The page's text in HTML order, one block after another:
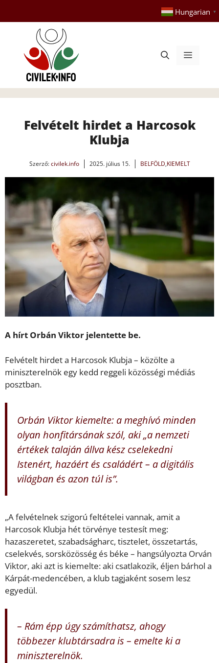
tartalomba
Hungarian ▼
Menü
Felvételt hirdet a Harcosok
Klubja
Szerző:civilek.info 2025. július 15. BELFÖLD,KIEMELT
A hírt Orbán Viktor jelentette be.
Felvételt hirdet a Harcosok Klubja – közölte a
miniszterelnök egy kedd reggeli közösségi médiás
posztban.
Orbán Viktor kiemelte: a meghívó minden
olyan honfitársának szól, aki „a nemzeti
értékek talaján állva kész cselekedni
Istenért, hazáért és családért – a digitális
világban és azon túl is”.
„A felvételnek szigorú feltételei vannak, amit a
Harcosok Klubja hét törvénye testesít meg:
hazaszeretet, szabadságharc, tisztelet, összetartás,
cselekvés, sorsközösség és béke – hangsúlyozta Orván
Viktor, aki azt is kiemelte: aki csatlakozik, éljen bárhol a
Kárpát-medencében, a klub tagjaként sosem lesz
egyedül.
– Rám épp úgy számíthatsz, ahogy
többezer klubtársadra is – emelte ki a
miniszterelnök.